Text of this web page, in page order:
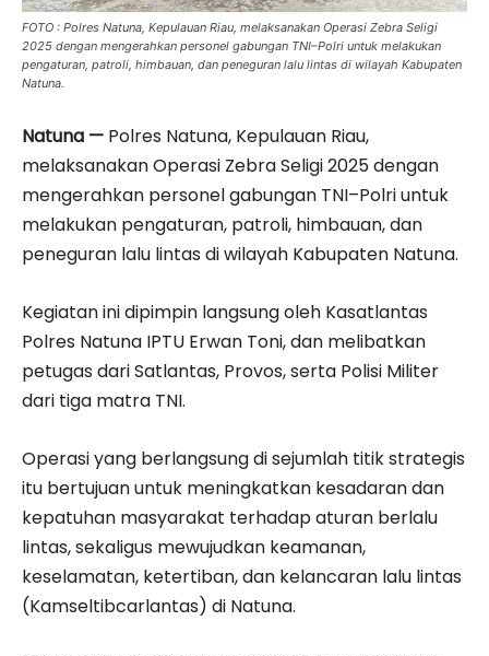
FOTO : Polres Natuna, Kepulauan Riau, melaksanakan Operasi Zebra Seligi
2025 dengan mengerahkan personel gabungan TNI–Polri untuk melakukan
pengaturan, patroli, himbauan, dan peneguran lalu lintas di wilayah Kabupaten
Natuna.
Natuna — Polres Natuna, Kepulauan Riau,
melaksanakan Operasi Zebra Seligi 2025 dengan
mengerahkan personel gabungan TNI–Polri untuk
melakukan pengaturan, patroli, himbauan, dan
peneguran lalu lintas di wilayah Kabupaten Natuna.
Kegiatan ini dipimpin langsung oleh Kasatlantas
Polres Natuna IPTU Erwan Toni, dan melibatkan
petugas dari Satlantas, Provos, serta Polisi Militer
dari tiga matra TNI.
Operasi yang berlangsung di sejumlah titik strategis
itu bertujuan untuk meningkatkan kesadaran dan
kepatuhan masyarakat terhadap aturan berlalu
lintas, sekaligus mewujudkan keamanan,
keselamatan, ketertiban, dan kelancaran lalu lintas
(Kamseltibcarlantas) di Natuna.